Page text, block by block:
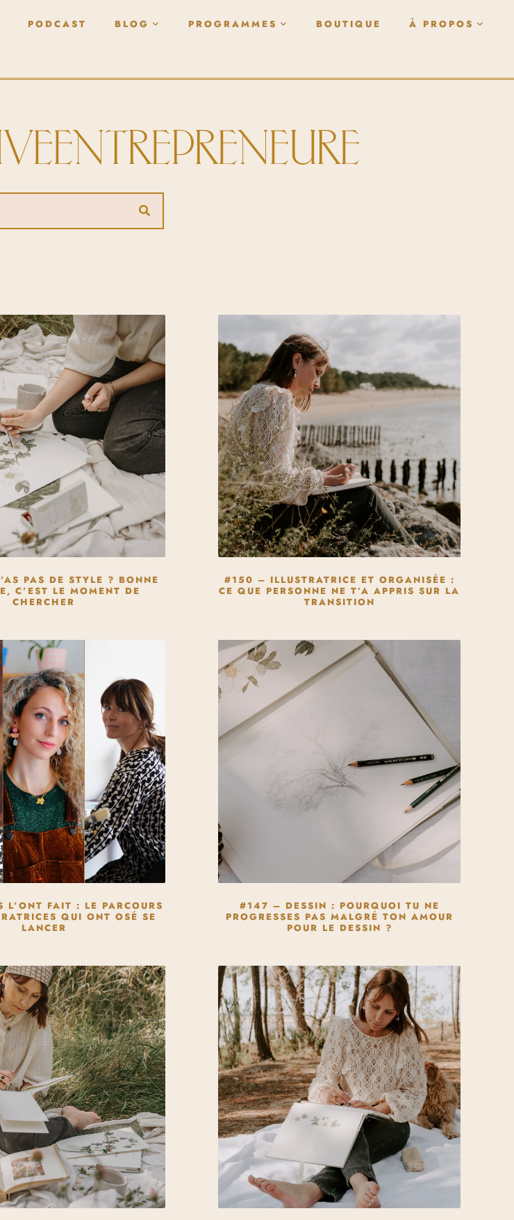
PODCAST BLOG PROGRAMMES BOUTIQUE À PROPOS
PAS DE STYLE ? BONNE
C’EST LE MOMENT DE
CHERCHER
#150 – ILLUSTRATRICE ET ORGANISÉE :
CE QUE PERSONNE NE T’A APPRIS SUR LA
TRANSITION
FAIT : LE PARCOURS
QUI ONT OSÉ SE
LANCER
#147 – DESSIN : POURQUOI TU NE
PROGRESSES PAS MALGRÉ TON AMOUR
POUR LE DESSIN ?